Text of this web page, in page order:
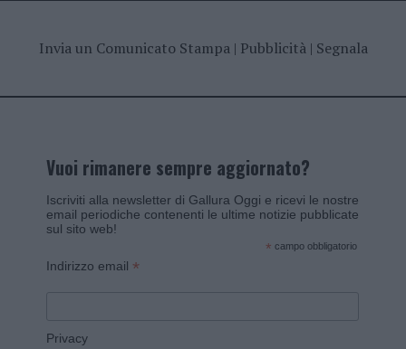
Invia un Comunicato Stampa| Pubblicità| Segnala
Vuoi rimanere sempre aggiornato?
Iscriviti alla newsletter di Gallura Oggi e ricevi le nostre
email periodiche contenenti le ultime notizie pubblicate
sul sito web!
* campo obbligatorio
Indirizzo email *
Privacy